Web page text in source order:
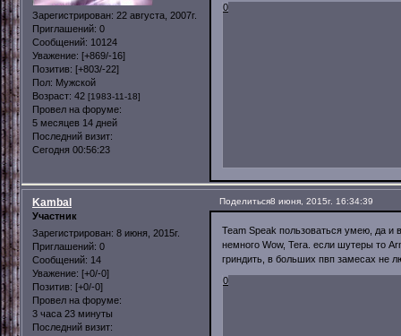
Зарегистрирован: 22 августа, 2007г.
Приглашений: 0
Сообщений: 10124
Уважение: [+869/-16]
Позитив: [+803/-22]
Пол: Мужской
Возраст: 42 [1983-11-18]
Провел на форуме:
5 месяцев 14 дней
Последний визит:
Сегодня 00:56:23
0
Поделиться8 июня, 2015г. 16:34:39
Kambal
Участник
Зарегистрирован: 8 июня, 2015г.
Приглашений: 0
Сообщений: 14
Уважение: [+0/-0]
Позитив: [+0/-0]
Провел на форуме:
3 часа 23 минуты
Последний визит:
Team Speak пользоваться умею, да
немного Wow, Tera. если шутеры то
гриндить, в больших пвп замесах не
0